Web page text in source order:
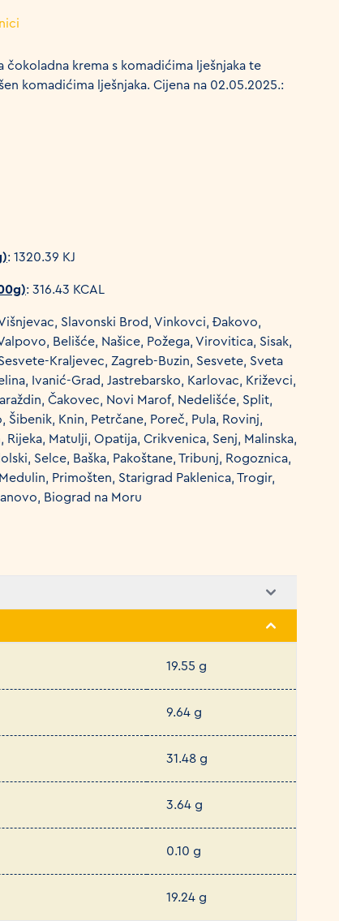
krema s komadićima lješnjaka te
komadićima lješnjaka. Cijena na 02.05.2025.:
: 1320.39 KJ
: 316.43 KCAL
Slavonski Brod, Vinkovci, Đakovo,
Belišće, Našice, Požega, Virovitica, Sisak,
Kraljevec, Zagreb-Buzin, Sesvete, Sveta
Ivanić-Grad, Jastrebarsko, Karlovac, Križevci,
Čakovec, Novi Marof, Nedelišće, Split,
Šibenik, Knin, Petrčane, Poreč, Pula, Rovinj,
Rijeka, Matulji, Opatija, Crikvenica, Senj, Malinska,
Selce, Baška, Pakoštane, Tribunj, Rogoznica,
Primošten, Starigrad Paklenica, Trogir,
Biograd na Moru
19.55 g
9.64 g
31.48 g
3.64 g
0.10 g
19.24 g